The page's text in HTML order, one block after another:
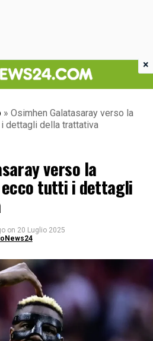
» Osimhen Galatasaray verso la
dettagli della trattativa
verso la
tutti i dettagli
on 20 Luglio 2025
×